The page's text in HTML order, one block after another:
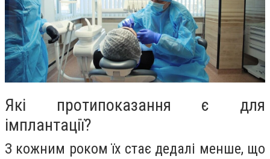
Які протипоказання є для
імплантації?
З кожним роком їх стає дедалі менше, що